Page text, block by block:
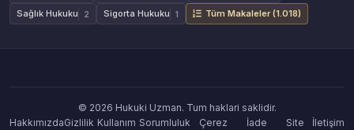
Sağlık Hukuku 2 Sigorta Hukuku 1 Tüm Makaleler (1.018)
© 2026 Hukuki Uzman. Tum haklari saklidir.
HakkımızdaGizlilik Kullanım Sorumluluk Çerez İade Site İletişim